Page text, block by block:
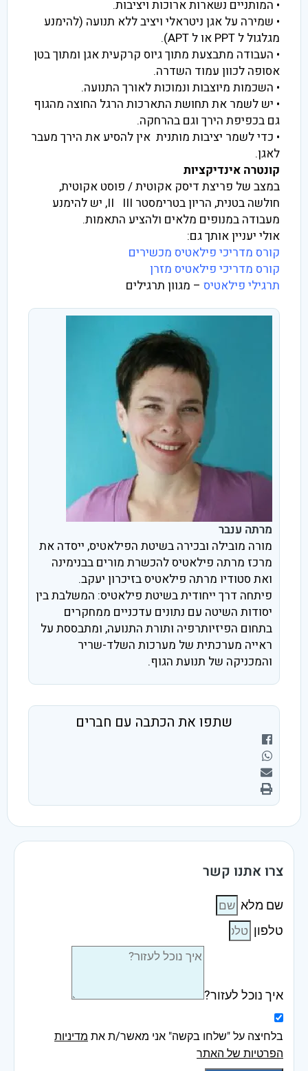
• המותניים נשארות ארוכות ויציבות.
• שמירה על אגן ניטראלי ויציב ללא תנועה (להימנע
מגלגול ל PPT או ל APT).
• העבודה מתבצעת מתוך גיוס קרקעית אגן ומתוך בטן
אסופה לכוון עמוד השדרה.
• השכמות מיוצבות ונמוכות לאורך התנועה.
• יש לשמר את תחושת התארכות הרגל החוצה מהגוף
גם בכפיפת הירך וגם בהרחקה.
• כדי לשמר יציבות מותנית אין להסיע את הירך מעבר
לאגן.
קונטרה אינדיקציות
במצב של פריצת דיסק אקוטית / פוסט אקוטית,
חולשה בטנית, הריון בטרימסטר II III, יש להימנע
מעבודה במנופים מלאים ולהציע התאמות.
אולי יעניין אותך גם:
קורס מדריכי פילאטיס מכשירים
קורס מדריכי פילאטיס מזרן
תרגילי פילאטיס – מגוון תרגילים
מרתה ענבר
מורה מובילה ובכירה בשיטת הפילאטיס, ייסדה את
מרכז מרתה פילאטיס להכשרת מורים בבנימינה
ואת סטודיו מרתה פילאטיס בזיכרון יעקב.
פיתחה דרך ייחודית בשיטת פילאטיס: המשלבת בין
יסודות השיטה עם נתונים עדכניים ממחקרים
בתחום הפיזיותרפיה ותורת התנועה, ומתבססת על
ראייה מערכתית של מערכות השלד-שריר
והמכניקה של תנועת הגוף.
שתפו את הכתבה עם חברים
צרו אתנו קשר
שם מלא
טלפון
איך נוכל לעזור?
בלחיצה על "שלחו בקשה" אני מאשר/ת את מדיניות
הפרטיות של האתר